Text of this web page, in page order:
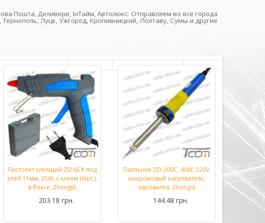
Пошта, Деливери, ІнТайм, Автолюкс. Отправляем во все города
Луцк, Ужгород, Кропивницкий, Полтаву, Сумы и другие
Пистолет клеящий ZD-6CK под
клей 11мм, 25W, с клеем (6шт.),
в боксе, Zhongdi
203.18 грн.
Подробнее...
Паяльник ZD-200C, 40W, 220V,
нихромовый нагреватель,
евровилка, Zhongdi
144.48 грн.
Подробнее...70W